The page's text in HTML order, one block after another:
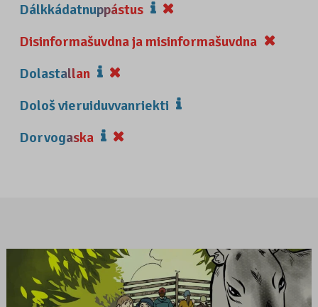
Dálkkádatnuppástus
Disinformašuvdna ja misinformašuvdna
Dolastallan
Dološ vieruiduvvanriekti
Dorvogaska